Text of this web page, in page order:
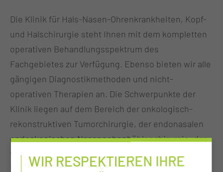
Die Klinik für Hals-Nasen-Ohrenkrankheiten, Kopf-
und Halschirurgie steht Ihnen mit dem kompletten
operativen Behandlungsspektrum des
Fachgebietes zur Verfügung. Ebenso bieten wir alle
gängigen Diagnostikmethoden und nicht-
operativen Therapien an. Die Schwerpunkte der
Klinik liegen auf dem Bereich der onkologisch-
rekonstruktiven Tumorchirurgie, der endonasalen
endoskopischen Nasennebenhöhlenchirurgie, der
funktionellen und ästhetischen Nasenchirurgie, der
Mittelohrchirurgie, der Therapie mit
WIR RESPEKTIEREN IHRE